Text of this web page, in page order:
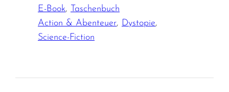
E-Book,
Taschenbuch
Action & Abenteuer, Dystopie,
Science-Fiction